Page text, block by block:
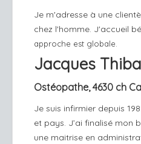
Je m'adresse à une
chez l'homme. J'accueil
approche est globale.
Jacques
Ostéopathe, 4630 ch
​Je suis infirmier depuis
et pays. J’ai finalisé mon
une maitrise en